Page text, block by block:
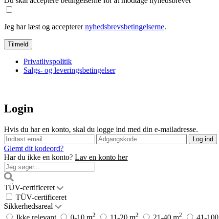
Jeg har læst og accepterernyhedsbrevsbetingelserne.
Privatlivspolitik
Salgs- og leveringsbetingelser
Login
Hvis du har en konto, skal du logge ind med din e-mailadresse.
Glemt dit kodeord?
Har du ikke en konto? Lav en konto her
TÜV-certificeret
TÜV-certificeret
Sikkerhedsareal
Ikke relevant
0-10 m2 11-20 m2 21-40 m2 41-